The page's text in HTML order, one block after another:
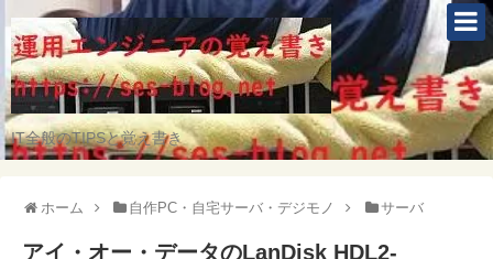
IT全般のTIPSと覚え書き
ホーム 自作PC・自宅サーバ・デジモノ サーバ
アイ・オー・データのLanDisk HDL2-